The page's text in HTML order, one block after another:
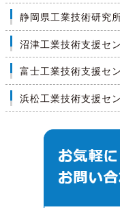
静岡県工業技術研究
沼津工業技術支援セ
富士工業技術支援セ
浜松工業技術支援セ